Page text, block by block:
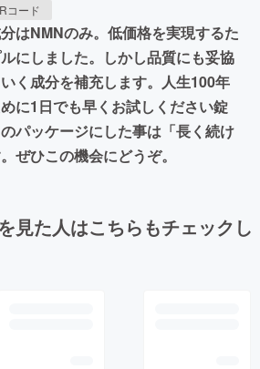
コード
はNMNのみ。低価格を実現するた
にしました。しかし品質にも妥協
く成分を補充します。人生100年
に1日でも早くお試しください錠
パッケージにした事は「長く続け
ぜひこの機会にどうぞ。
見た人はこちらもチェックし